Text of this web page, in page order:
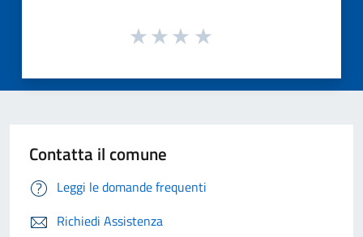
Contatta il comune
Leggi le domande frequenti
Richiedi Assistenza